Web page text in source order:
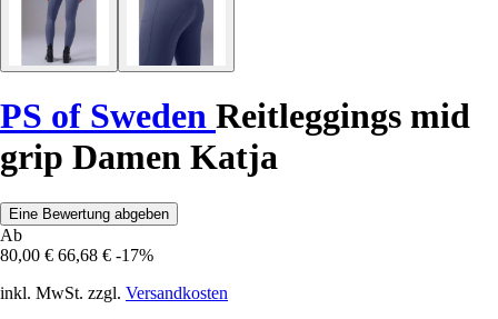
PS of Sweden Reitleggings mid
grip Damen Katja
Eine Bewertung abgeben
Ab
80,00 € 66,68 € -17%
inkl. MwSt. zzgl. Versandkosten